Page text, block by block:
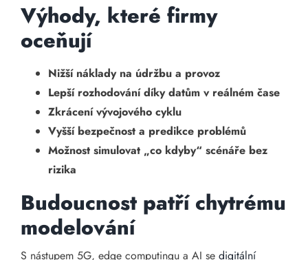
Výhody, které firmy
oceňují
Nižší náklady na údržbu a provoz
Lepší rozhodování díky datům v reálném čase
Zkrácení vývojového cyklu
Vyšší bezpečnost a predikce problémů
Možnost simulovat „co kdyby“ scénáře bez
rizika
Budoucnost patří chytrému
modelování
S nástupem 5G, edge computingu a AI se digitální